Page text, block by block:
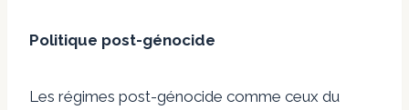
Politique post-génocide
Les régimes post-génocide comme ceux du